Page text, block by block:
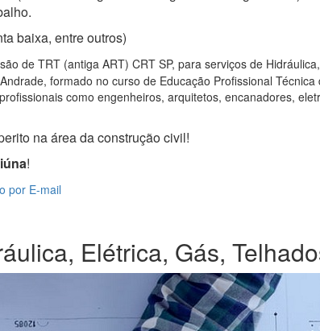
baixa, entre outros)
de TRT (antiga ART) CRT SP, para serviços de
formado no curso de Educação Profissional
como engenheiros, arquitetos, encanadores,
na área da construção civil!
!
por E-mail
Elétrica, Gás,